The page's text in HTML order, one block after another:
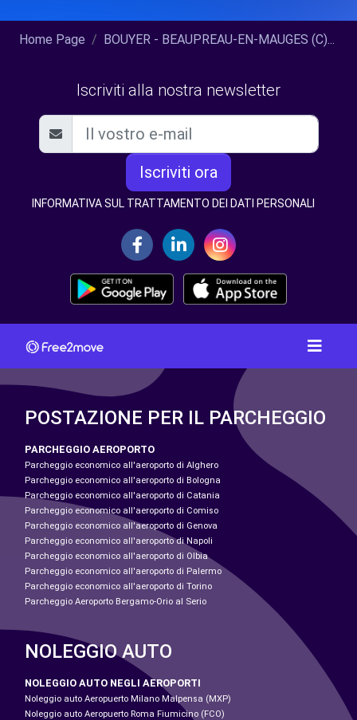
Home Page BOUYER - BEAUPREAU-EN-MAUGES (C)...
Iscriviti alla nostra newsletter
Iscriviti ora
INFORMATIVA SUL TRATTAMENTO DEI DATI PERSONALI
POSTAZIONE PER IL PARCHEGGIO
PARCHEGGIO AEROPORTO
Parcheggio economico all'aeroporto di Alghero
Parcheggio economico all'aeroporto di Bologna
Parcheggio economico all'aeroporto di Catania
Parcheggio economico all'aeroporto di Comiso
Parcheggio economico all'aeroporto di Genova
Parcheggio economico all'aeroporto di Napoli
Parcheggio economico all'aeroporto di Olbia
Parcheggio economico all'aeroporto di Palermo
Parcheggio economico all'aeroporto di Torino
Parcheggio Aeroporto Bergamo-Orio al Serio
NOLEGGIO AUTO
NOLEGGIO AUTO NEGLI AEROPORTI
Noleggio auto Aeropuerto Milano Malpensa (MXP)
Noleggio auto Aeropuerto Roma Fiumicino (FCO)